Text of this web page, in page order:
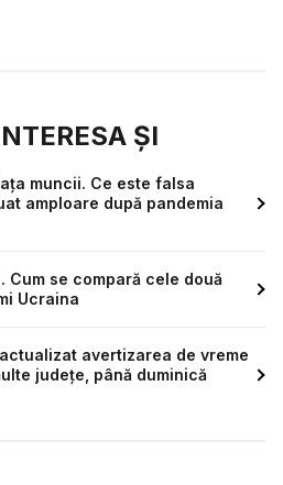
ȘI
muncii. Ce este falsa
amploare după pandemia
Cum se compară cele două
Ucraina
avertizarea de vreme
judeţe, până duminică